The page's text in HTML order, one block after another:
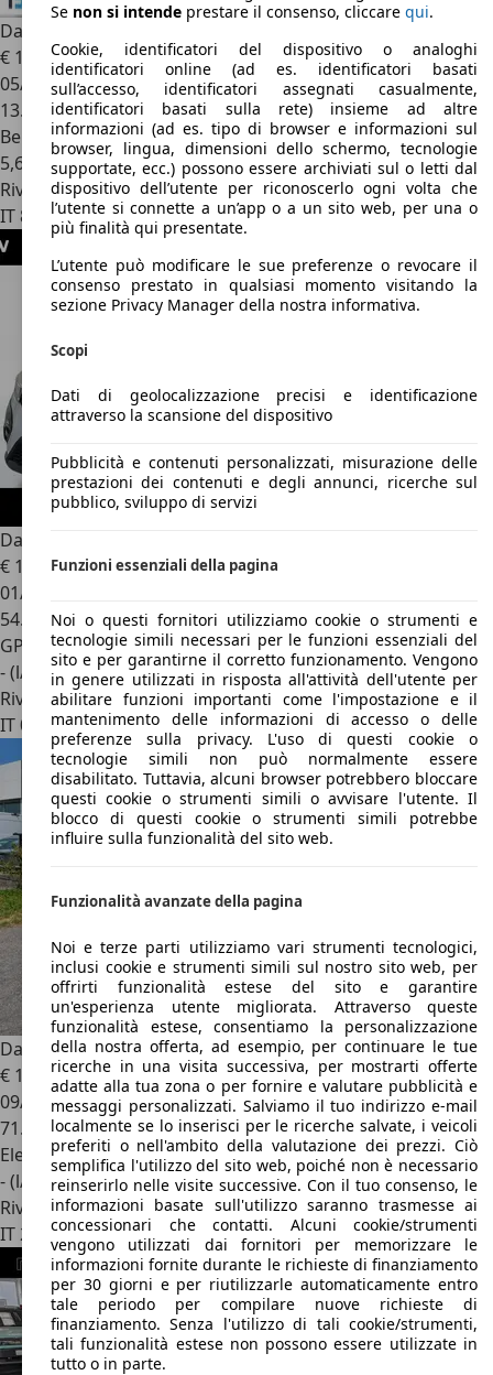
Dacia Jogger
€ 13.900
05/2023
13.066 km
Benzina
5,6 l/100 km (comb.)
Rivenditore
IT 81025Marcianise - Caserta
Dacia Jogger
€ 15.900
01/2023
54.754 km
GPL
- (l/100 km)
Rivenditore
IT 01100Viterbo - Vt
Dacia Jogger1.6 Hybrid Extreme 5p
€ 16.000
09/2023
71.000 km
Elettrica/Benzina
- (l/100 km)
Rivenditore
IT 20851Lissone - Milano - Mi
Se non si intende prestare il consenso, cliccare qui.
Cookie, identificatori del dispositivo o analoghi
identificatori online (ad es. identificatori basati
sull’accesso, identificatori assegnati casualmente,
identificatori basati sulla rete) insieme ad altre
informazioni (ad es. tipo di browser e informazioni sul
browser, lingua, dimensioni dello schermo, tecnologie
supportate, ecc.) possono essere archiviati sul o letti dal
dispositivo dell’utente per riconoscerlo ogni volta che
l’utente si connette a un’app o a un sito web, per una o
più finalità qui presentate.
L’utente può modificare le sue preferenze o revocare il
consenso prestato in qualsiasi momento visitando la
sezione Privacy Manager della nostra informativa.
Scopi
Dati di geolocalizzazione precisi e identificazione
attraverso la scansione del dispositivo
Pubblicità e contenuti personalizzati, misurazione delle
prestazioni dei contenuti e degli annunci, ricerche sul
pubblico, sviluppo di servizi
Funzioni essenziali della pagina
Noi o questi fornitori utilizziamo cookie o strumenti e
tecnologie simili necessari per le funzioni essenziali del
sito e per garantirne il corretto funzionamento. Vengono
in genere utilizzati in risposta all'attività dell'utente per
abilitare funzioni importanti come l'impostazione e il
mantenimento delle informazioni di accesso o delle
preferenze sulla privacy. L'uso di questi cookie o
tecnologie simili non può normalmente essere
disabilitato. Tuttavia, alcuni browser potrebbero bloccare
questi cookie o strumenti simili o avvisare l'utente. Il
blocco di questi cookie o strumenti simili potrebbe
influire sulla funzionalità del sito web.
Funzionalità avanzate della pagina
Noi e terze parti utilizziamo vari strumenti tecnologici,
inclusi cookie e strumenti simili sul nostro sito web, per
offrirti funzionalità estese del sito e garantire
un'esperienza utente migliorata. Attraverso queste
funzionalità estese, consentiamo la personalizzazione
della nostra offerta, ad esempio, per continuare le tue
ricerche in una visita successiva, per mostrarti offerte
adatte alla tua zona o per fornire e valutare pubblicità e
messaggi personalizzati. Salviamo il tuo indirizzo e-mail
localmente se lo inserisci per le ricerche salvate, i veicoli
preferiti o nell'ambito della valutazione dei prezzi. Ciò
semplifica l'utilizzo del sito web, poiché non è necessario
reinserirlo nelle visite successive. Con il tuo consenso, le
informazioni basate sull'utilizzo saranno trasmesse ai
concessionari che contatti. Alcuni cookie/strumenti
vengono utilizzati dai fornitori per memorizzare le
informazioni fornite durante le richieste di finanziamento
per 30 giorni e per riutilizzarle automaticamente entro
tale periodo per compilare nuove richieste di
finanziamento. Senza l'utilizzo di tali cookie/strumenti,
tali funzionalità estese non possono essere utilizzate in
tutto o in parte.